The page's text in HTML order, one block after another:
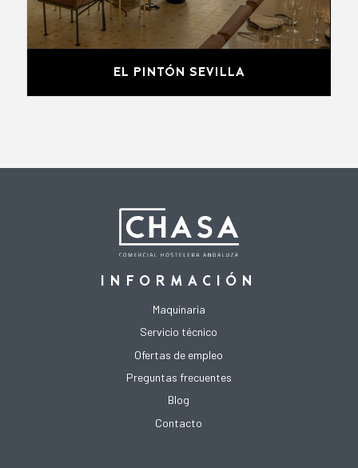
EL PINTÓN SEVILLA
INFORMACIÓN
Maquinaria
Servicio técnico
Ofertas de empleo
Preguntas frecuentes
Blog
Contacto